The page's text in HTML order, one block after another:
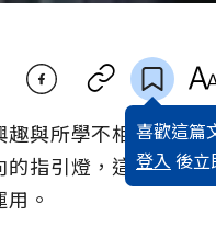
喜歡這篇
登入 後立
趣與所學不相符時，
的指引燈，這是出身
。